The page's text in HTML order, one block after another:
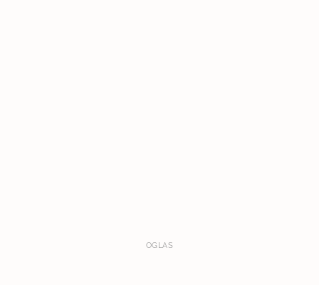
OGLAS